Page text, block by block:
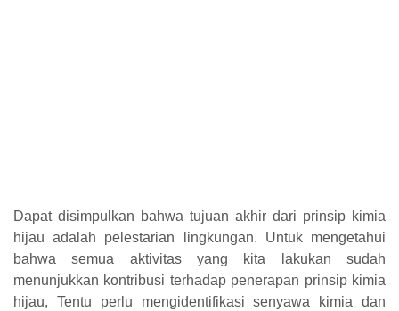
Dapat disimpulkan bahwa tujuan akhir dari prinsip kimia
hijau adalah pelestarian lingkungan. Untuk mengetahui
bahwa semua aktivitas yang kita lakukan sudah
menunjukkan kontribusi terhadap penerapan prinsip kimia
hijau, Tentu perlu mengidentifikasi senyawa kimia dan